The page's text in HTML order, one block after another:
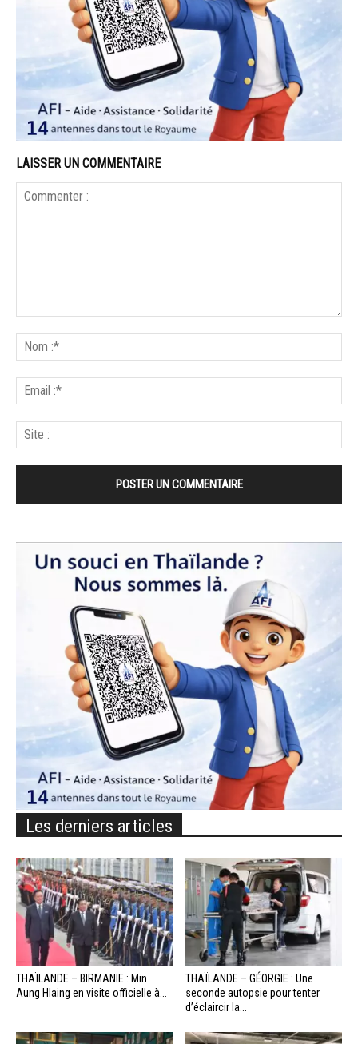
LAISSER UN COMMENTAIRE
Les derniers articles
THAÏLANDE – BIRMANIE : Min
Aung Hlaing en visite officielle à...
THAÏLANDE – GÉORGIE : Une
seconde autopsie pour tenter
d’éclaircir la...